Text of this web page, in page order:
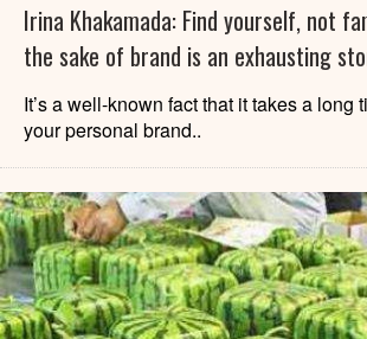
Irina Khakamada: Find yourself, not
the sake of brand is an exhausting
It’s a well-known fact that it takes a long
your personal brand..